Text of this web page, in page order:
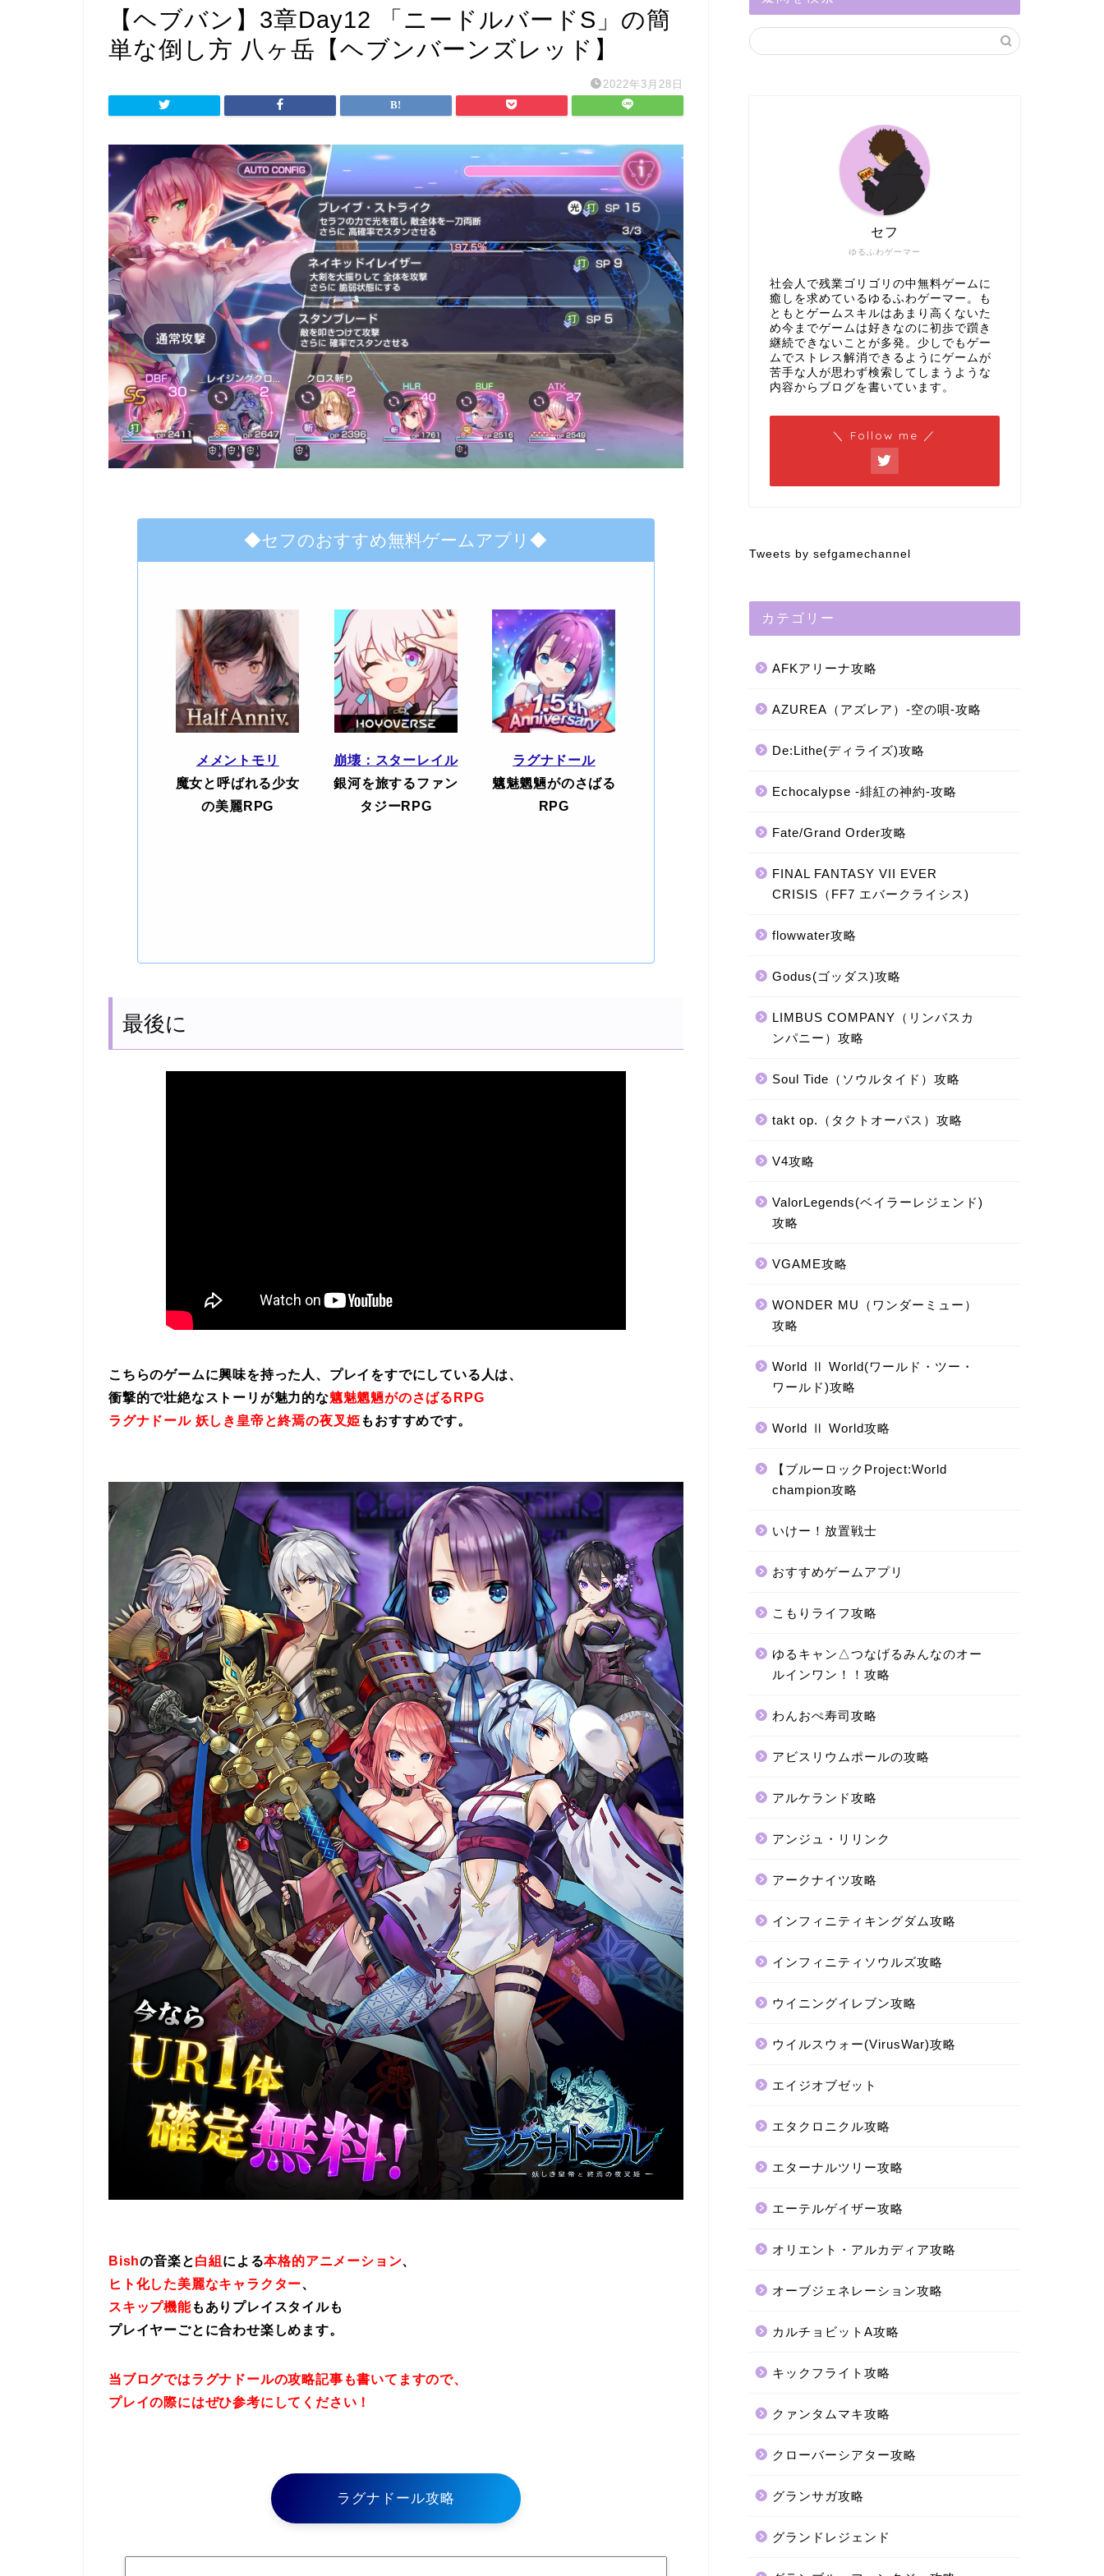
【ヘブバン】3章Day12 「ニードルバードS」の簡
単な倒し方 八ヶ岳【ヘブンバーンズレッド】
2022年3月28日
◆セフのおすすめ無料ゲームアプリ◆
メメントモリ
魔女と呼ばれる少女
の美麗RPG
崩壊：スターレイル
銀河を旅するファン
タジーRPG
ラグナドール
魑魅魍魎がのさばる
RPG
最後に
こちらのゲームに興味を持った人、プレイをすでにしている人は、
衝撃的で壮絶なストーリが魅力的な魑魅魍魎がのさばるRPG
ラグナドール 妖しき皇帝と終焉の夜叉姫 もおすすめです。
Bishの音楽と白組 による本格的アニメーション、
ヒト化した美麗なキャラクター、
スキップ機能もありプレイスタイルも
プレイヤーごとに合わせ楽しめます。
当ブログではラグナドールの攻略記事も書いてますので、
プレイの際にはぜひ参考にしてください！
ラグナドール攻略
ゆるふわゲーマー
セフ
社会人で残業ゴリゴリの中無料ゲームに
癒しを求めているゆるふわゲーマー。も
ともとゲームスキルはあまり高くないた
め今までゲームは好きなのに初歩で躓き
継続できないことが多発。少しでもゲー
ムでストレス解消できるようにゲームが
苦手な人が思わず検索してしまうような
内容からブログを書いています。
＼ Follow me ／
Tweets by sefgamechannel
カテゴリー
AFKアリーナ攻略
AZUREA（アズレア）-空の唄-攻略
De:Lithe(ディライズ)攻略
Echocalypse -緋紅の神約-攻略
Fate/Grand Order攻略
FINAL FANTASY VII EVER
CRISIS（FF7 エバークライシス)
flowwater攻略
Godus(ゴッダス)攻略
LIMBUS COMPANY（リンバスカ
ンパニー）攻略
Soul Tide（ソウルタイド）攻略
takt op.（タクトオーパス）攻略
V4攻略
ValorLegends(ベイラーレジェンド)
攻略
VGAME攻略
WONDER MU（ワンダーミュー）
攻略
World Ⅱ World(ワールド・ツー・
ワールド)攻略
World Ⅱ World攻略
【ブルーロックProject:World
champion攻略
いけー！放置戦士
おすすめゲームアプリ
こもりライフ攻略
ゆるキャン△つなげるみんなのオー
ルインワン！！攻略
わんおぺ寿司攻略
アビスリウムポールの攻略
アルケランド攻略
アンジュ・リリンク
アークナイツ攻略
インフィニティキングダム攻略
インフィニティソウルズ攻略
ウイニングイレブン攻略
ウイルスウォー(VirusWar)攻略
エイジオブゼット
エタクロニクル攻略
エターナルツリー攻略
エーテルゲイザー攻略
オリエント・アルカディア攻略
オーブジェネレーション攻略
カルチョビットA攻略
キックフライト攻略
クァンタムマキ攻略
クローバーシアター攻略
グランサガ攻略
グランドレジェンド